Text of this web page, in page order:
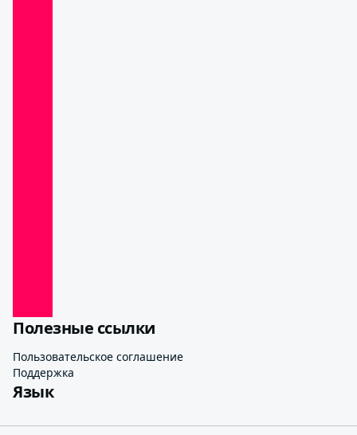
Полезные ссылки
Пользовательское соглашение
Поддержка
Язык